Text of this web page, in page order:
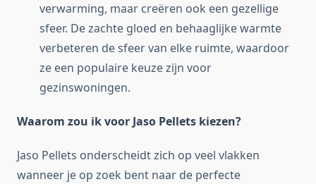
verwarming, maar creëren ook een gezellige
sfeer. De zachte gloed en behaaglijke warmte
verbeteren de sfeer van elke ruimte, waardoor
ze een populaire keuze zijn voor
gezinswoningen.
Waarom zou ik voor Jaso Pellets kiezen?
Jaso Pellets onderscheidt zich op veel vlakken
wanneer je op zoek bent naar de perfecte